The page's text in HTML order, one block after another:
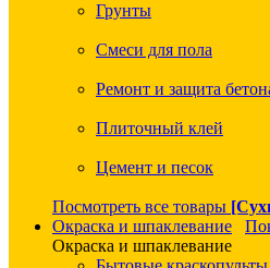
Грунты
Смеси для пола
Ремонт и защита
Плиточный клей
Цемент и песок
Посмотреть все товары
Окраска и шпаклевание
Окраска и шпаклевание